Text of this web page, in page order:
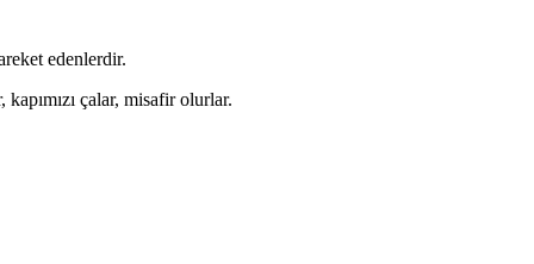
edenlerdir.
çalar, misafir olurlar.